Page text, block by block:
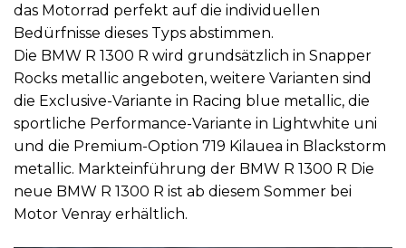
das Motorrad perfekt auf die individuellen
Bedürfnisse dieses Typs abstimmen.
Die BMW R 1300 R wird grundsätzlich in Snapper
Rocks metallic angeboten, weitere Varianten sind
die Exclusive-Variante in Racing blue metallic, die
sportliche Performance-Variante in Lightwhite uni
und die Premium-Option 719 Kilauea in Blackstorm
metallic. Markteinführung der BMW R 1300 R Die
neue BMW R 1300 R ist ab diesem Sommer bei
Motor Venray erhältlich.